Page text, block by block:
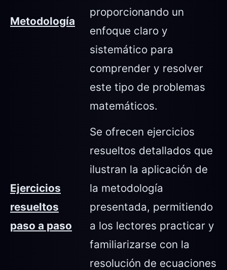
Metodología
proporcionando un
enfoque claro y
sistemático para
comprender y resolver
este tipo de problemas
matemáticos.
Ejercicios
resueltos
paso a paso
Se ofrecen ejercicios
resueltos detallados que
ilustran la aplicación de
la metodología
presentada, permitiendo
a los lectores practicar y
familiarizarse con la
resolución de ecuaciones